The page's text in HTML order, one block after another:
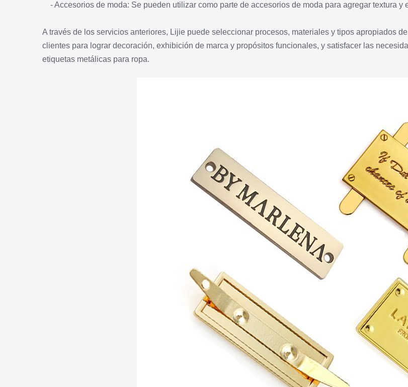
- Accesorios de moda: Se pueden utilizar como parte de accesorios de moda para agregar textura
A través de los servicios anteriores, Lijie puede seleccionar procesos, materiales y tipos apropiados
clientes para lograr decoración, exhibición de marca y propósitos funcionales, y satisfacer las
etiquetas metálicas para ropa.